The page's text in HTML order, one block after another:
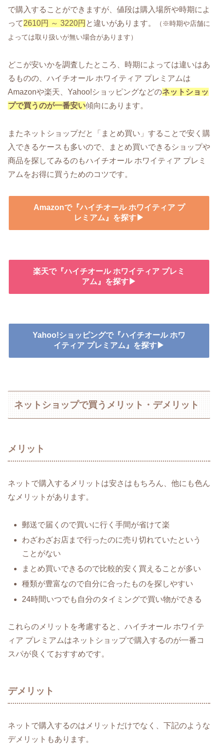
で購入することができますが、値段は購入場所や時期によ
って2610円 ～ 3220円 と違いがあります。
（※時期や店舗に
よっては取り扱いが無い場合があります）
どこが安いかを調査したところ、時期によっては違いはあ
るものの、ハイチオール ホワイティア プレミアムは
Amazonや楽天、Yahoo!ショッピングなどのネットショッ
プで買うのが一番安い傾向にあります。
またネットショップだと「まとめ買い」することで安く購
入できるケースも多いので、まとめ買いできるショップや
商品を探してみるのもハイチオール ホワイティア プレミ
アムをお得に買うためのコツです。
Amazonで『ハイチオール ホワイティア プ
レミアム』を探す▶
楽天で『ハイチオール ホワイティア プレミ
アム』を探す▶
Yahoo!ショッピングで『ハイチオール ホワ
イティア プレミアム』を探す▶
ネットショップで買うメリット・デメリット
メリット
ネットで購入するメリットは安さはもちろん、他にも色ん
なメリットがあります。
郵送で届くので買いに行く手間が省けて楽
わざわざお店まで行ったのに売り切れていたという
ことがない
まとめ買いできるので比較的安く買えることが多い
種類が豊富なので自分に合ったものを探しやすい
24時間いつでも自分のタイミングで買い物ができる
これらのメリットを考慮すると、ハイチオール ホワイテ
ィア プレミアムはネットショップで購入するのが一番コ
スパが良くておすすめです。
デメリット
ネットで購入するのはメリットだけでなく、下記のような
デメリットもあります。